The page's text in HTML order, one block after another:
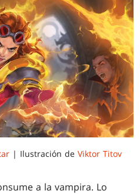
| Ilustración de Viktor Titov
a la vampira. Lo